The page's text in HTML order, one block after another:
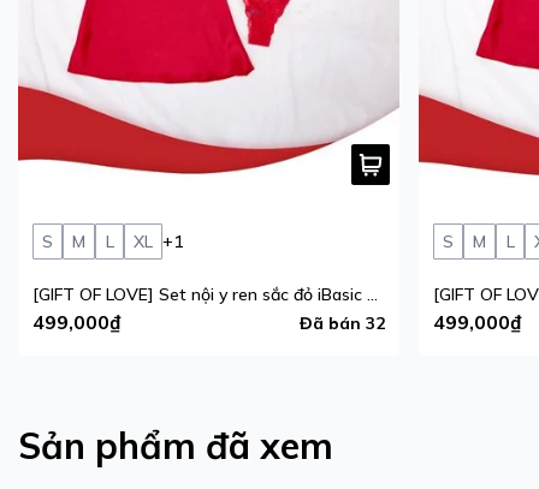
S M L XL +1
[GIFT OF LOVE] Set nội y ren sắc đỏ iBasic phiên bản giới hạn
499,000₫ Đã bán 32
S M L
499,000₫
Sản phẩm đã xem